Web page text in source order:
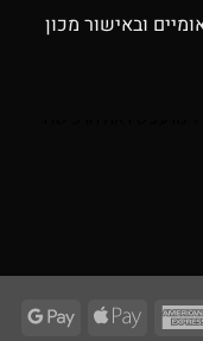
ובאישור מכון
American
Apple